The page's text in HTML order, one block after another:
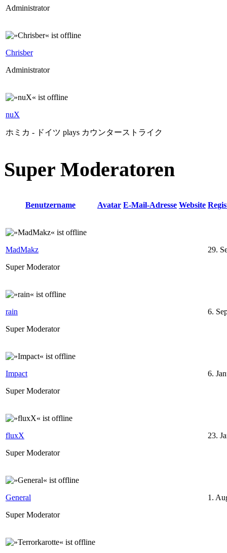
Administrator
Chrisber
Administrator
nuX
ホミカ - ドイツ plays カウンターストライク
Super Moderatoren
Benutzername Avatar E-Mail-Adresse Website
MadMakz
Super Moderator
29.
rain
Super Moderator
6.
Impact
Super Moderator
6.
fluxX
Super Moderator
23.
General
Super Moderator
1.